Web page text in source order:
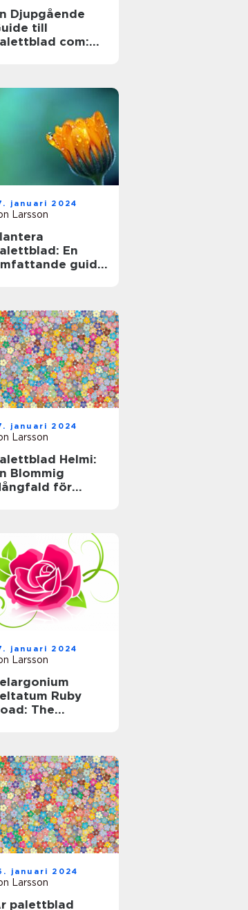
Djupgående
till
com:
januari 2024
Larsson
En
guide
januari 2024
Larsson
Helmi:
Blommig
för
januari 2024
Larsson
Ruby
The
januari 2024
Larsson
palettblad